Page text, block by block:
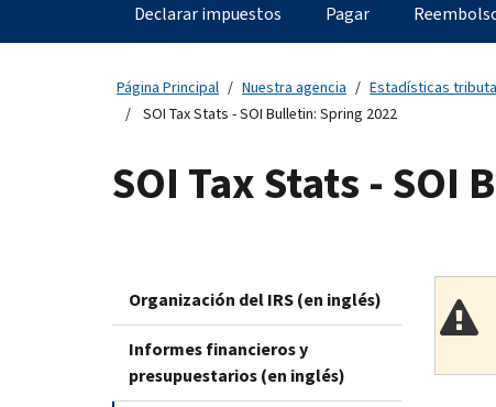
Navegación
principal
Declarar impuestos Pagar
Página Principal Nuestra agencia Estadísticas
SOI Tax Stats - SOI Bulletin: Spring 2022
SOI Tax Stats -
Organización del IRS (en inglés)
Informes financieros y
presupuestarios (en inglés)